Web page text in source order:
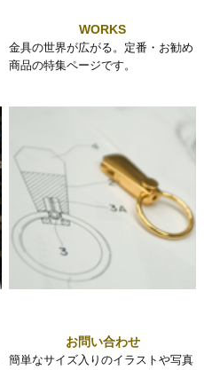
WORKS
金具の世界が広がる。定番・お勧め
商品の特集ページです。
お問い合わせ
簡単なサイズ入りのイラストや写真